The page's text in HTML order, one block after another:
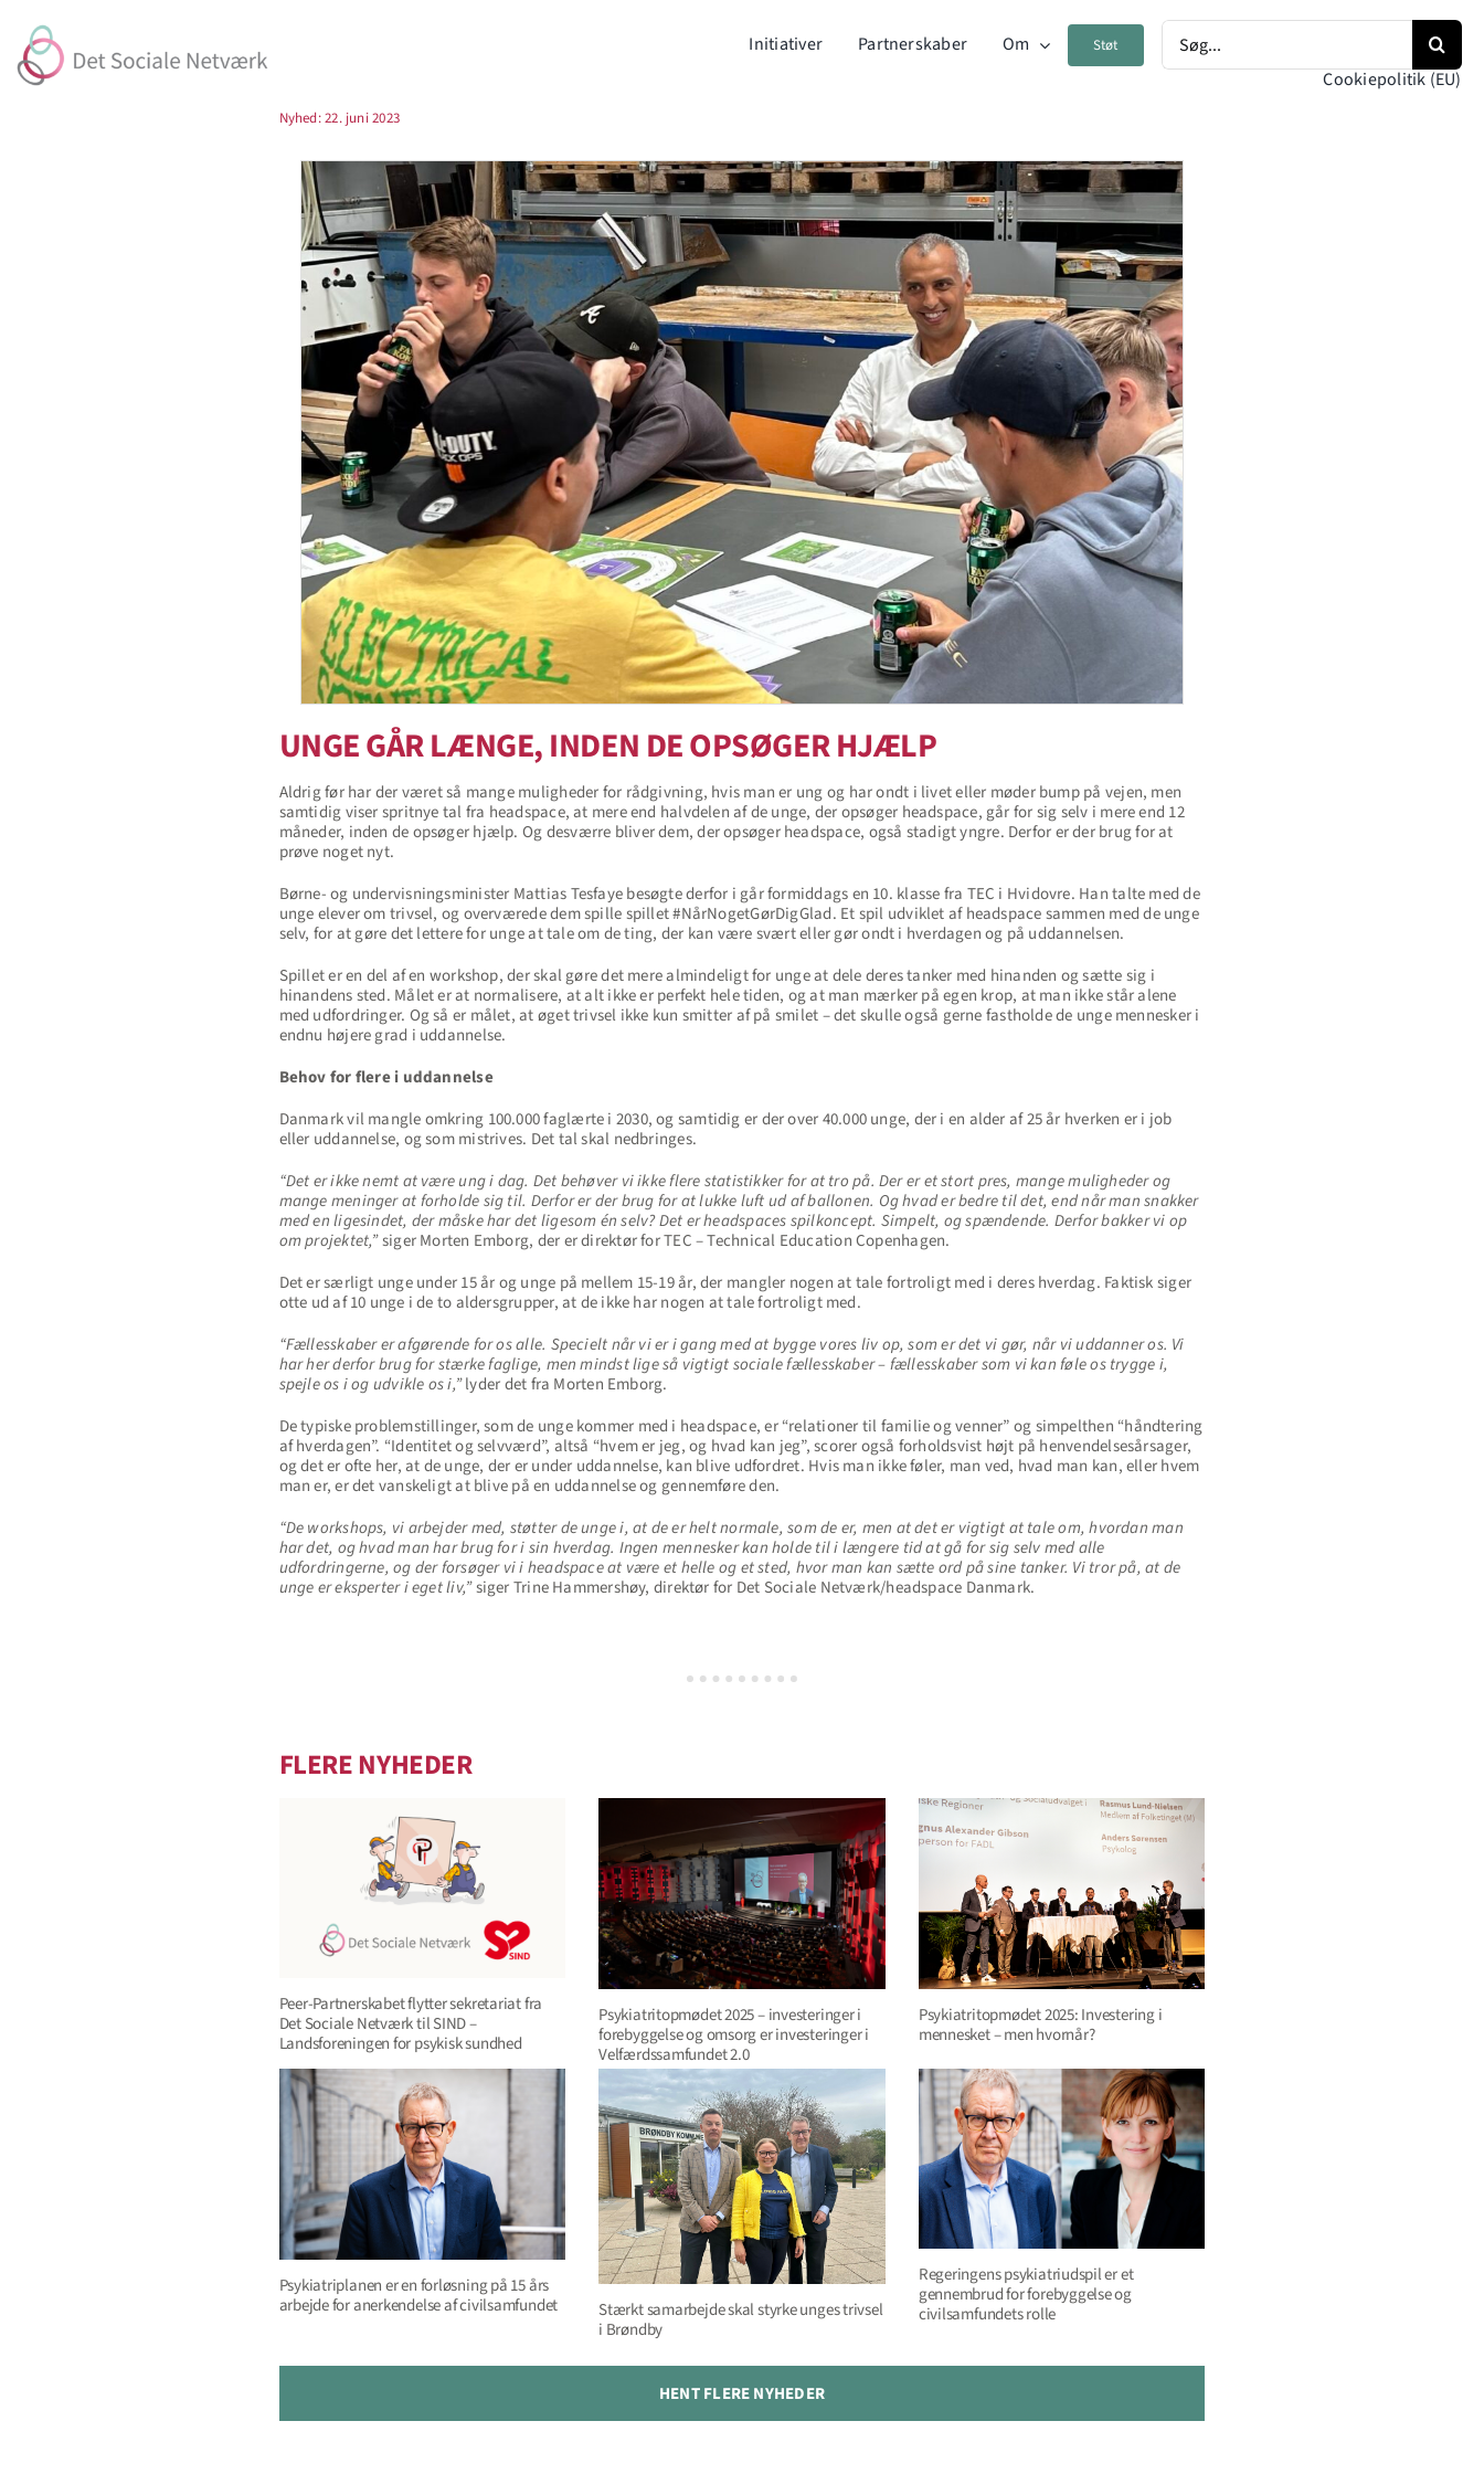
content
Initiativer Partnerskaber Om Støt
Søg
efter:
Cookiepolitik (EU)
Nyhed: 22. juni 2023
UNGE GÅR LÆNGE, INDEN DE OPSØGER HJÆLP
Aldrig før har der været så mange muligheder for rådgivning, hvis man er ung og har ondt i livet eller møder bump på vejen, men
samtidig viser spritnye tal fra headspace, at mere end halvdelen af de unge, der opsøger headspace, går for sig selv i mere end 12
måneder, inden de opsøger hjælp. Og desværre bliver dem, der opsøger headspace, også stadigt yngre. Derfor er der brug for at
prøve noget nyt.
Børne- og undervisningsminister Mattias Tesfaye besøgte derfor i går formiddags en 10. klasse fra TEC i Hvidovre. Han talte med de
unge elever om trivsel, og overværede dem spille spillet #NårNogetGørDigGlad. Et spil udviklet af headspace sammen med de unge
selv, for at gøre det lettere for unge at tale om de ting, der kan være svært eller gør ondt i hverdagen og på uddannelsen.
Spillet er en del af en workshop, der skal gøre det mere almindeligt for unge at dele deres tanker med hinanden og sætte sig i
hinandens sted. Målet er at normalisere, at alt ikke er perfekt hele tiden, og at man mærker på egen krop, at man ikke står alene
med udfordringer. Og så er målet, at øget trivsel ikke kun smitter af på smilet – det skulle også gerne fastholde de unge mennesker i
endnu højere grad i uddannelse.
Behov for flere i uddannelse
Danmark vil mangle omkring 100.000 faglærte i 2030, og samtidig er der over 40.000 unge, der i en alder af 25 år hverken er i job
eller uddannelse, og som mistrives. Det tal skal nedbringes.
“Det er ikke nemt at være ung i dag. Det behøver vi ikke flere statistikker for at tro på. Der er et stort pres, mange muligheder og
mange meninger at forholde sig til. Derfor er der brug for at lukke luft ud af ballonen. Og hvad er bedre til det, end når man snakker
med en ligesindet, der måske har det ligesom én selv? Det er headspaces spilkoncept. Simpelt, og spændende. Derfor bakker vi op
om projektet,”siger Morten Emborg, der er direktør for TEC – Technical Education Copenhagen.
Det er særligt unge under 15 år og unge på mellem 15-19 år, der mangler nogen at tale fortroligt med i deres hverdag. Faktisk siger
otte ud af 10 unge i de to aldersgrupper, at de ikke har nogen at tale fortroligt med.
“Fællesskaber er afgørende for os alle. Specielt når vi er i gang med at bygge vores liv op, som er det vi gør, når vi uddanner os. Vi
har her derfor brug for stærke faglige, men mindst lige så vigtigt sociale fællesskaber – fællesskaber som vi kan føle os trygge i,
spejle os i og udvikle os i,”lyder det fra Morten Emborg.
De typiske problemstillinger, som de unge kommer med i headspace, er “relationer til familie og venner” og simpelthen “håndtering
af hverdagen”. “Identitet og selvværd”, altså “hvem er jeg, og hvad kan jeg”, scorer også forholdsvist højt på henvendelsesårsager,
og det er ofte her, at de unge, der er under uddannelse, kan blive udfordret. Hvis man ikke føler, man ved, hvad man kan, eller hvem
man er, er det vanskeligt at blive på en uddannelse og gennemføre den.
“De workshops, vi arbejder med, støtter de unge i, at de er helt normale, som de er, men at det er vigtigt at tale om, hvordan man
har det, og hvad man har brug for i sin hverdag. Ingen mennesker kan holde til i længere tid at gå for sig selv med alle
udfordringerne, og der forsøger vi i headspace at være et helle og et sted, hvor man kan sætte ord på sine tanker. Vi tror på, at de
unge er eksperter i eget liv,”siger Trine Hammershøy, direktør for Det Sociale Netværk/headspace Danmark.
FLERE NYHEDER
Peer-Partnerskabet flytter sekretariat fra
Det Sociale Netværk til SIND –
Landsforeningen for psykisk sundhed
Psykiatritopmødet 2025 – investeringer i
forebyggelse og omsorg er investeringer i
Velfærdssamfundet 2.0
Psykiatritopmødet 2025: Investering i
mennesket – men hvornår?
Psykiatriplanen er en forløsning på 15 års
arbejde for anerkendelse af civilsamfundet
Stærkt samarbejde skal styrke unges trivsel
i Brøndby
Regeringens psykiatriudspil er et
gennembrud for forebyggelse og
civilsamfundets rolle
HENT FLERE NYHEDER